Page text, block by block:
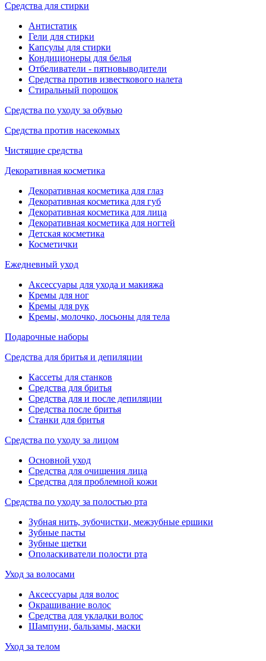
Средства для стирки
Антистатик
Гели для стирки
Капсулы для стирки
Кондиционеры для белья
Отбеливатели - пятновыводители
Средства против известкового налета
Стиральный порошок
Средства по уходу за обувью
Средства против насекомых
Чистящие средства
Декоративная косметика
Декоративная косметика для глаз
Декоративная косметика для губ
Декоративная косметика для лица
Декоративная косметика для ногтей
Детская косметика
Косметички
Ежедневный уход
Аксессуары для ухода и макияжа
Кремы для ног
Кремы для рук
Кремы, молочко, лосьоны для тела
Подарочные наборы
Средства для бритья и депиляции
Кассеты для станков
Средства для бритья
Средства для и после депиляции
Средства после бритья
Станки для бритья
Средства по уходу за лицом
Основной уход
Средства для очищения лица
Средства для проблемной кожи
Средства по уходу за полостью рта
Зубная нить, зубочистки, межзубные ершики
Зубные пасты
Зубные щетки
Ополаскиватели полости рта
Уход за волосами
Аксессуары для волос
Окрашивание волос
Средства для укладки волос
Шампуни, бальзамы, маски
Уход за телом